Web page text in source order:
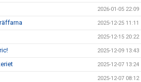
2026-01-05 22:09
2025-12-25 11:11
2025-12-15 20:22
2025-12-09 13:43
2025-12-07 13:24
2025-12-07 08:12